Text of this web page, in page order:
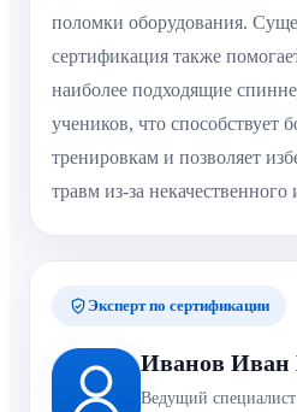
поломки оборудования.
сертификация также
наиболее подходящие
учеников, что способствует
тренировкам и позволяет
травм из-за некачественного
Эксперт по сертификации
Иванов Иван
Ведущий